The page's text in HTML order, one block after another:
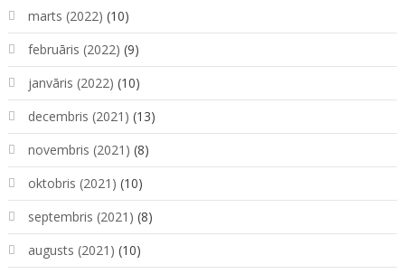
marts (2022) (10)
februāris (2022) (9)
janvāris (2022) (10)
decembris (2021) (13)
novembris (2021) (8)
oktobris (2021) (10)
septembris (2021) (8)
augusts (2021) (10)